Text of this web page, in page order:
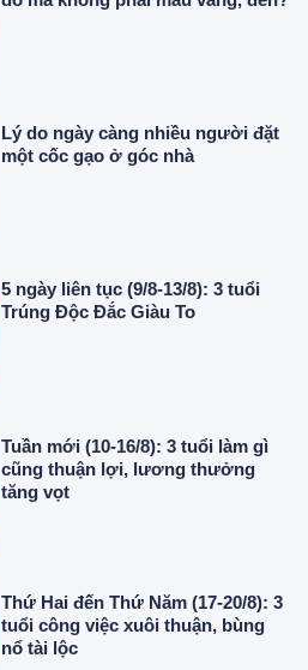
Lý do ngày càng nhiều người đặt
một cốc gạo ở góc nhà
5 ngày liên tục (9/8-13/8): 3 tuổi
Trúng Độc Đắc Giàu To
Tuần mới (10-16/8): 3 tuổi làm gì
cũng thuận lợi, lương thưởng
tăng vọt
Thứ Hai đến Thứ Năm (17-20/8): 3
tuổi công việc xuôi thuận, bùng
nổ tài lộc